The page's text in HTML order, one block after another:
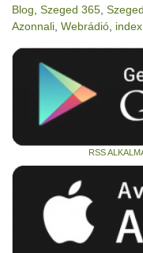
Blog Szeged 365
Azonnali Webrádió
RSS